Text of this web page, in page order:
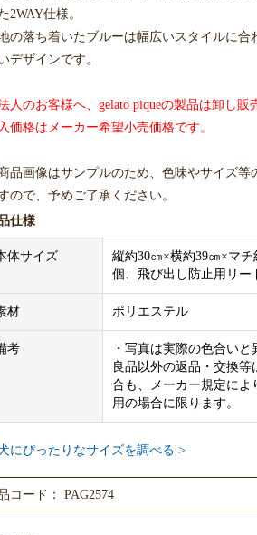
2WAY仕様。
の落ち着いたブルーは幅広いスタイルに
デザインです。
人のお客様へ、gelato piqueの製品は卸し
価格はメーカー希望小売価格です。
品画像はサンプルのため、色味やサイズ等
ので、予めご了承ください。
仕様
体サイズ
縦約30㎝×横約39㎝×マ
個、飛び出し防止用リ
材 ポリエステル
考
・写真は実際の色合い
良品以外の返品・交換
合も、メーカー規定によ
用の場合に限ります。
にぴったりなサイズを調べる >
コード： PAG2574